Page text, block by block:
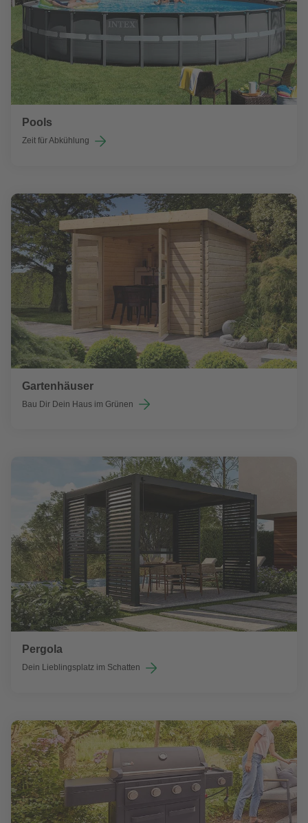
Pools
Zeit für Abkühlung
Gartenhäuser
Bau Dir Dein Haus im Grünen
Pergola
Dein Lieblingsplatz im Schatten